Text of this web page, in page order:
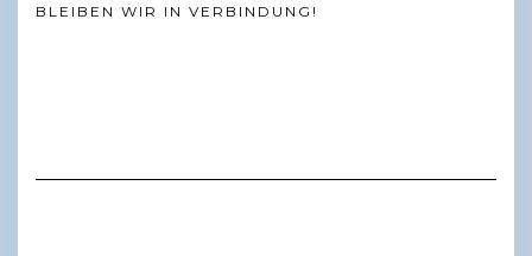
BLEIBEN WIR IN VERBINDUNG!